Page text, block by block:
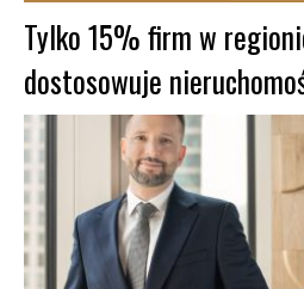
Tylko 15% firm w
dostosowuje